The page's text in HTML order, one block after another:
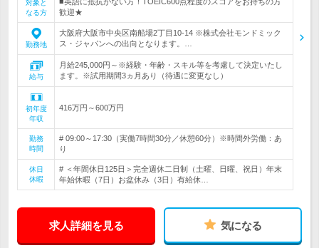
対象と
なる方
歓迎★
勤務地
大阪府大阪市中央区南船場2丁目10-14 ※株式会社モンドミック
ス・ジャパンへの出向となります。…
給与
月給245,000円～※経験・年齢・スキル等を考慮して決定いたし
ます。※試用期間3ヵ月あり（待遇に変更なし）
初年度
年収
416万円～600万円
勤務
時間
# 09:00～17:30（実働7時間30分／休憩60分）※時間外労働：あ
り
休日
休暇
# ＜年間休日125日＞完全週休二日制（土曜、日曜、祝日）年末
年始休暇（7日）お盆休み（3日）有給休…
求人詳細を見る 気になる